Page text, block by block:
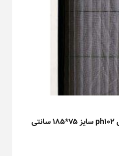
توری درب و پنجره ابروند مدل ph102 سایز ۷۵*۱۸۵ سانتی